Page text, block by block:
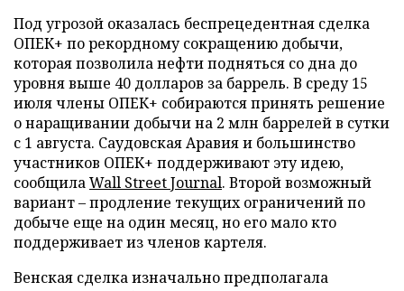
Под угрозой оказалась беспрецедентная сделка
ОПЕК+ по рекордному сокращению добычи,
которая позволила нефти подняться со дна до
уровня выше 40 долларов за баррель. В среду 15
июля члены ОПЕК+ собираются принять решение
о наращивании добычи на 2 млн баррелей в сутки
с 1 августа. Саудовская Аравия и большинство
участников ОПЕК+ поддерживают эту идею,
сообщилаWall Street Journal. Второй возможный
вариант – продление текущих ограничений по
добыче еще на один месяц, но его мало кто
поддерживает из членов картеля.
Венская сделка изначально предполагала